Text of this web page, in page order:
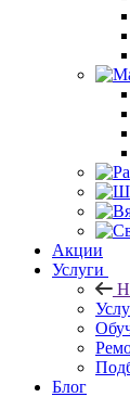
Акции
Услуги
Блог